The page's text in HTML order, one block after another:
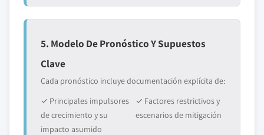
5. Modelo De Pronóstico Y Supuestos
Clave
Cada pronóstico incluye documentación explícita de:
✓ Principales impulsores
de crecimiento y su
impacto asumido
✓ Factores restrictivos y
escenarios de mitigación